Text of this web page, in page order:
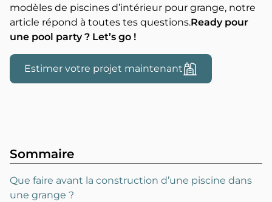
modèles de piscines d’intérieur pour grange, notre
article répond à toutes tes questions.Ready pour
une pool party ? Let’s go !
Estimer votre projet maintenant
Sommaire
Que faire avant la construction d’une piscine dans
une grange ?